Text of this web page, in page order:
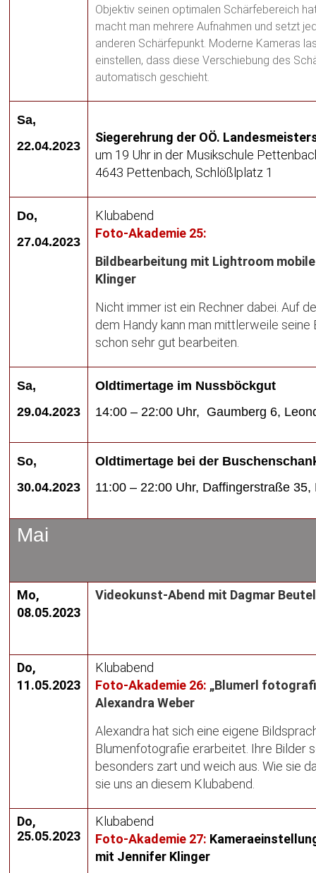
Objektiv seinen optimalen Schärfebereich
macht man mehrere Aufnahmen und setzt
anderen Schärfepunkt. Moderne Kameras
einstellen, dass diese Verschiebung des
automatisch geschieht.
Sa,
22.04.2023
Siegerehrung der OÖ.
um 19 Uhr in der Musikschule
4643 Pettenbach, Schlößlplatz 1
Do,
27.04.2023
Klubabend
Foto-Akademie 25:
Bildbearbeitung mit Lightroom
Klinger
Nicht immer ist ein Rechner dabei. Auf
dem Handy kann man mittlerweile seine
schon sehr gut bearbeiten.
Sa,
29.04.2023
Oldtimertage im Nussböckgut
14:00 – 22:00 Uhr, Gaumberg 6,
So,
30.04.2023
Oldtimertage bei der
11:00 – 22:00 Uhr, Daffingerstraße 35,
Mai
Mo,
08.05.2023
Videokunst-Abend mit Dagmar
Do,
11.05.2023
Klubabend
Foto-Akademie 26: „Blumerl
Alexandra Weber
Alexandra hat sich eine eigene
Blumenfotografie erarbeitet. Ihre Bilder
besonders zart und weich aus. Wie sie
sie uns an diesem Klubabend.
Do,
25.05.2023
Klubabend
Foto-Akademie 27:
mit Jennifer Klinger